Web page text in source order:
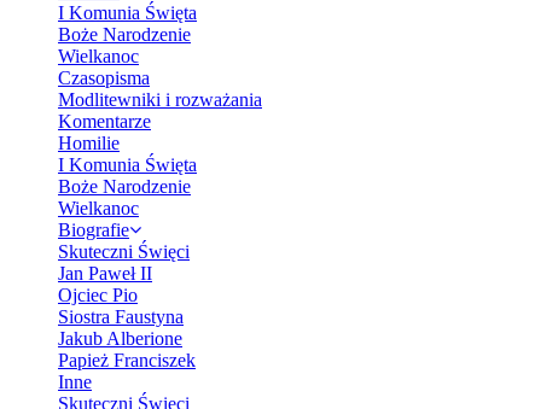
I Komunia Święta
Boże Narodzenie
Wielkanoc
Czasopisma
Modlitewniki i rozważania
Komentarze
Homilie
I Komunia Święta
Boże Narodzenie
Wielkanoc
Biografie
Skuteczni Święci
Jan Paweł II
Ojciec Pio
Siostra Faustyna
Jakub Alberione
Papież Franciszek
Inne
Skuteczni Święci